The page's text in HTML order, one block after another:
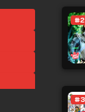
#2
#3